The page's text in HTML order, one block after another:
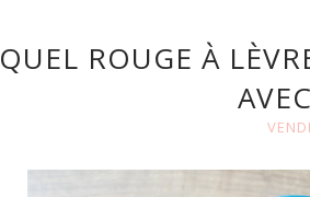
QUEL ROUGE À